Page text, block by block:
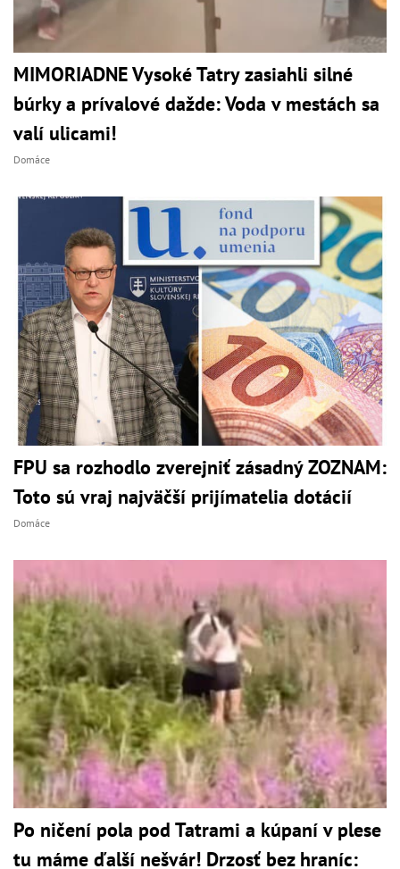
MIMORIADNE Vysoké Tatry zasiahli silné
búrky a prívalové dažde: Voda v mestách sa
valí ulicami!
Domáce
FPU sa rozhodlo zverejniť zásadný ZOZNAM:
Toto sú vraj najväčší prijímatelia dotácií
Domáce
Po ničení pola pod Tatrami a kúpaní v plese
tu máme ďalší nešvár! Drzosť bez hraníc: